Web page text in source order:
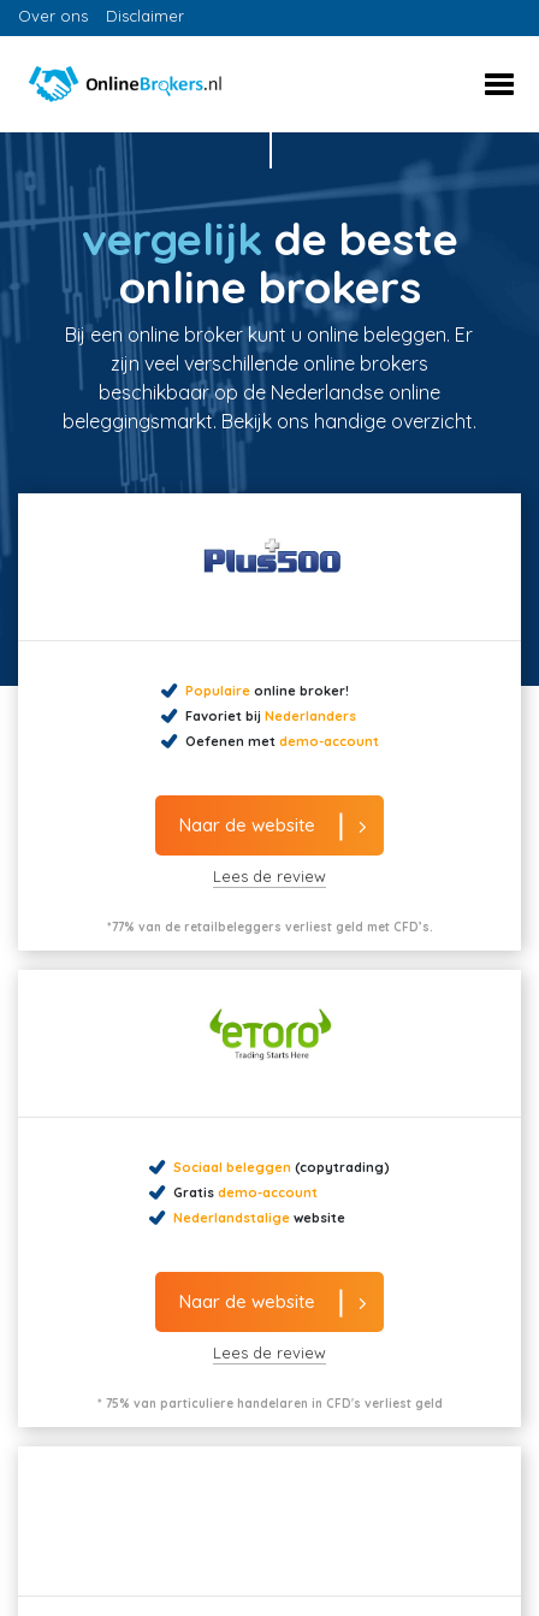
Over ons Disclaimer
vergelijk de beste
online brokers
Bij een online broker kunt u online beleggen. Er
zijn veel verschillende online brokers
beschikbaar op de Nederlandse online
beleggingsmarkt. Bekijk ons handige overzicht.
Populaireonline broker!
Favoriet bij Nederlanders
Oefenen met demo-account
Naar de website
Lees de review
*77% van de retailbeleggers verliest geld met CFD’s.
Sociaal beleggen (copytrading)
Gratis demo-account
Nederlandstalige website
Naar de website
Lees de review
* 75% van particuliere handelaren in CFD's verliest geld